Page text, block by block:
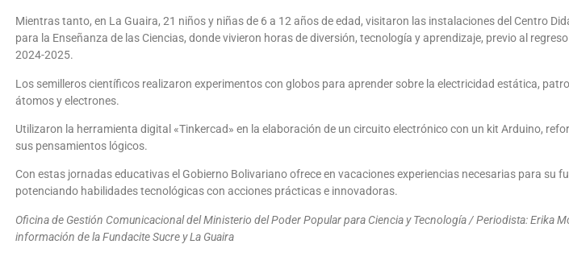
Mientras tanto, en La Guaira, 21 niños y niñas de 6 a 12 años de edad, visitaron las instalaciones del Centro
para la Enseñanza de las Ciencias, donde vivieron horas de diversión, tecnología y aprendizaje, previo al
2024-2025.
Los semilleros científicos realizaron experimentos con globos para aprender sobre la electricidad estática,
átomos y electrones.
Utilizaron la herramienta digital «Tinkercad» en la elaboración de un circuito electrónico con un kit Arduino,
sus pensamientos lógicos.
Con estas jornadas educativas el Gobierno Bolivariano ofrece en vacaciones experiencias necesarias para su
potenciando habilidades tecnológicas con acciones prácticas e innovadoras.
Oficina de Gestión Comunicacional del Ministerio del Poder Popular para Ciencia y Tecnología / Periodista: Erika
información de la Fundacite Sucre y La Guaira